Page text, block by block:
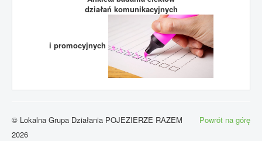
działań komunikacyjnych
i promocyjnych
Powrót na górę
© Lokalna Grupa Działania POJEZIERZE RAZEM
2026